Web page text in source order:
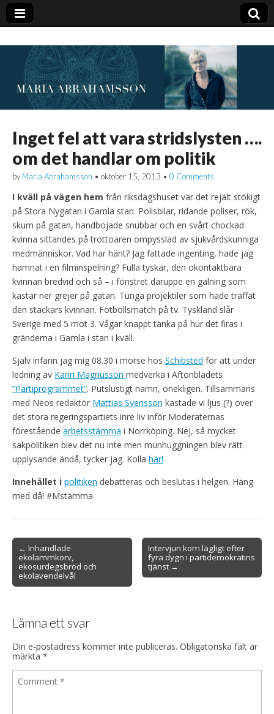
Inget fel att vara stridslysten ….
om det handlar om politik
by Maria Abrahamsson • oktober 15, 2013 • 0 Comments
I kväll på vägen hem från riksdagshuset var det rejält stökigt
på Stora Nygatan i Gamla stan. Polisbilar, ridande poliser, rök,
skum på gatan, handbojade snubbar och en svårt chockad
kvinna sittandes på trottoaren ompysslad av sjukvårdskunniga
medmänniskor. Vad har hänt? Jag fattade ingenting, hade jag
hamnat i en filminspelning? Fulla tyskar, den okontaktbara
kvinnan bredvid och så – i fönstret däruppe en galning som
kastar ner grejer på gatan. Tunga projektiler som hade träffat
den stackars kvinnan. Fotbollsmatch på tv. Tyskland slår
Sverige med 5 mot 3. Vågar knappt tänka på hur det firas i
gränderna i Gamla i stan i kväll.
Själv infann jag mig 08.30 i morse hos Schibsted för att under
ledning av Karin Magnusson medverka i Aftonbladets
”Partiprogrammet”. Putslustigt namn, onekligen. Tillsammans
med Neos redaktör Mattias Svensson kastade vi ljus (?) över
det stora regeringspartiets inre liv inför Moderaternas
förestående arbetsstämma i Norrköping. Nej, så mycket
sakpolitiken blev det nu inte men munhuggningen blev rätt
upplysande ändå, tycker jag. Kolla här!
Innehållet i politiken debatteras och beslutas i helgen. Häng
med då! #Mstämma
Post
navigation
← Inhandlade
ekolammkorv,
ekosurdegsbröd och
ekolavendelvål
Intervjun kom lägligt efter
fyra dygn i partidemokratins
tjänst →
Lämna ett svar
Din e-postadress kommer inte publiceras. Obligatoriska fält är
märkta *